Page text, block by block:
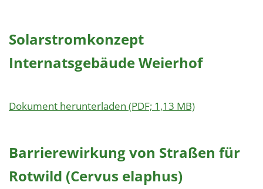
Solarstromkonzept
Internatsgebäude Weierhof
Dokument herunterladen (PDF; 1,13 MB)
Barrierewirkung von Straßen für
Rotwild (Cervus elaphus)